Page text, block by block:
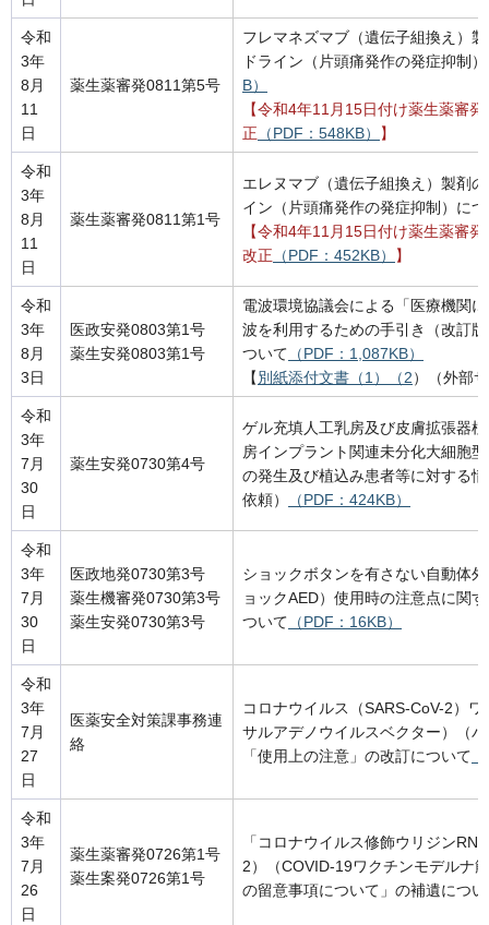
令和
3年
8月
11
日
薬生薬審発0811第5号
フレマネズマブ（遺伝子組換え）
ドライン（片頭痛発作の発症抑制
B）
【令和4年11月15日付け薬生薬審
正 （PDF：548KB） 】
令和
3年
8月
11
日
薬生薬審発0811第1号
エレヌマブ（遺伝子組換え）製剤
イン（片頭痛発作の発症抑制）に
【令和4年11月15日付け薬生薬審
改正 （PDF：452KB） 】
令和
3年
8月
3日
医政安発0803第1号
薬生安発0803第1号
電波環境協議会による「医療機関
波を利用するための手引き（改訂
ついて （PDF：1,087KB）
【別紙添付文書（1）（2）（外部
令和
3年
7月
30
日
薬生安発0730第4号
ゲル充填人工乳房及び皮膚拡張器
房インプラント関連未分化大細胞
の発生及び植込み患者等に対する
依頼）
（PDF：424KB）
令和
3年
7月
30
日
医政地発0730第3号
薬生機審発0730第3号
薬生安発0730第3号
ショックボタンを有さない自動体
ョックAED）使用時の注意点に関
ついて （PDF：16KB）
令和
3年
7月
27
日
医薬安全対策課事務連
絡
コロナウイルス（SARS-CoV-2）
サルアデノウイルスベクター）（
「使用上の注意」の改訂について
令和
3年
7月
26
日
薬生薬審発0726第1号
薬生案発0726第1号
「コロナウイルス修飾ウリジン
2）（COVID-19ワクチンモデルナ
の留意事項について」の補遺につ